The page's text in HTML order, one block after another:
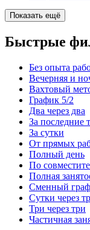
Показать ещё
Быстрые
Без опыта
Вечерняя и
Вахтовый
График 5/2
Два через два
За последние
За сутки
От прямых
Полный день
По
Полная
Сменный
Сутки через
Три через три
Частичная